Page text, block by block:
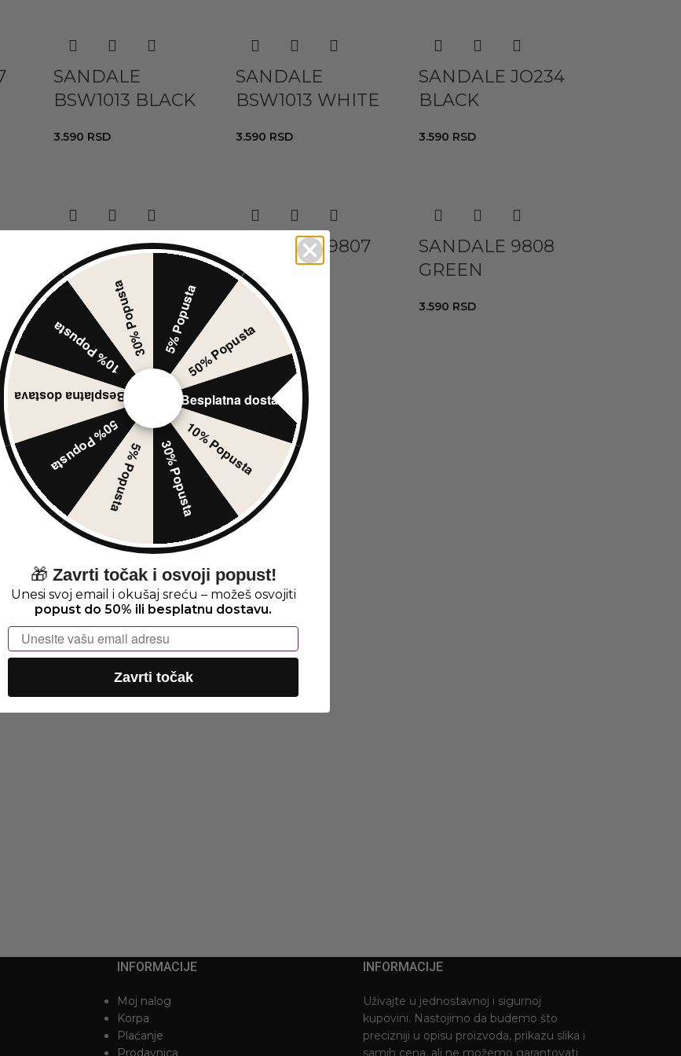
SANDALE
BSW1013 BLACK
3.590 RSD
SANDALE
BSW1013 WHITE
3.590 RSD
SANDALE JO234
BLACK
3.590 RSD
SANDALE 9807
SILVER
3.590RSD
SANDALE 9807
GOLD
3.590RSD
SANDALE 9808
GREEN
3.590 RSD
INFORMACIJE
Moj nalog
Korpa
Plaćanje
Prodavnica
INFORMACIJE
Uživajte u jednostavnoj i sigurnoj
kupovini. Nastojimo da budemo što
precizniji u opisu proizvoda, prikazu slika i
samih cena, ali ne možemo garantovati
5% Popusta50% Popusta
Besplatna dostava
10% Popusta
30% Popusta
5% Popusta
50% Popusta
Besplatna dostava
10% Popusta30% Popusta
🎁 Zavrti točak i osvoji popust!
Unesi svoj email i okušaj sreću – možeš osvojiti
popust do 50% ili besplatnu dostavu.
Email
Zavrti točak